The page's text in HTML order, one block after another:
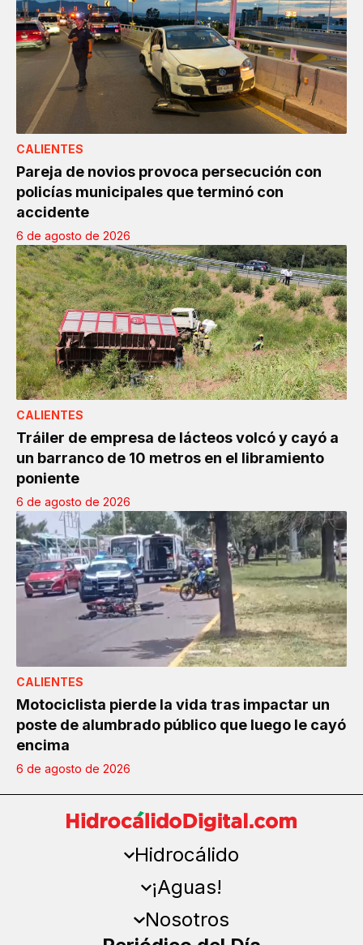
CALIENTES
Pareja de novios provoca persecución con
policías municipales que terminó con
accidente
6 de agosto de 2026
CALIENTES
Tráiler de empresa de lácteos volcó y cayó a
un barranco de 10 metros en el libramiento
poniente
6 de agosto de 2026
CALIENTES
Motociclista pierde la vida tras impactar un
poste de alumbrado público que luego le cayó
encima
6 de agosto de 2026
Hidrocálido
¡Aguas!
Nosotros